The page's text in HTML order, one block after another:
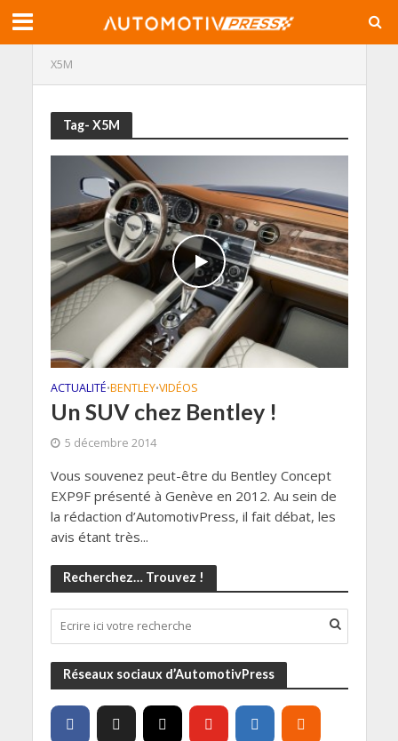
X5M
Tag- X5M
ACTUALITÉ•BENTLEY•VIDÉOS
Un SUV chez Bentley !
5 décembre 2014
Vous souvenez peut-être du Bentley Concept
EXP9F présenté à Genève en 2012. Au sein de
la rédaction d’AutomotivPress, il fait débat, les
avis étant très...
Recherchez… Trouvez !
Réseaux sociaux d’AutomotivPress